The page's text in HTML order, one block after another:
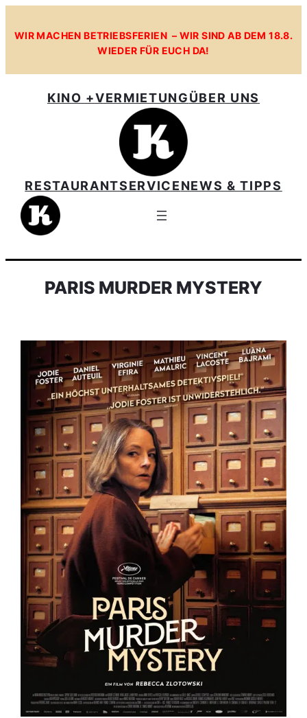
WIR MACHEN BETRIEBSFERIEN – WIR SIND AB DEM 18.8.
WIEDER FÜR EUCH DA!
KINO +VERMIETUNGÜBER UNS
RESTAURANTSERVICENEWS & TIPPS
PARIS MURDER MYSTERY